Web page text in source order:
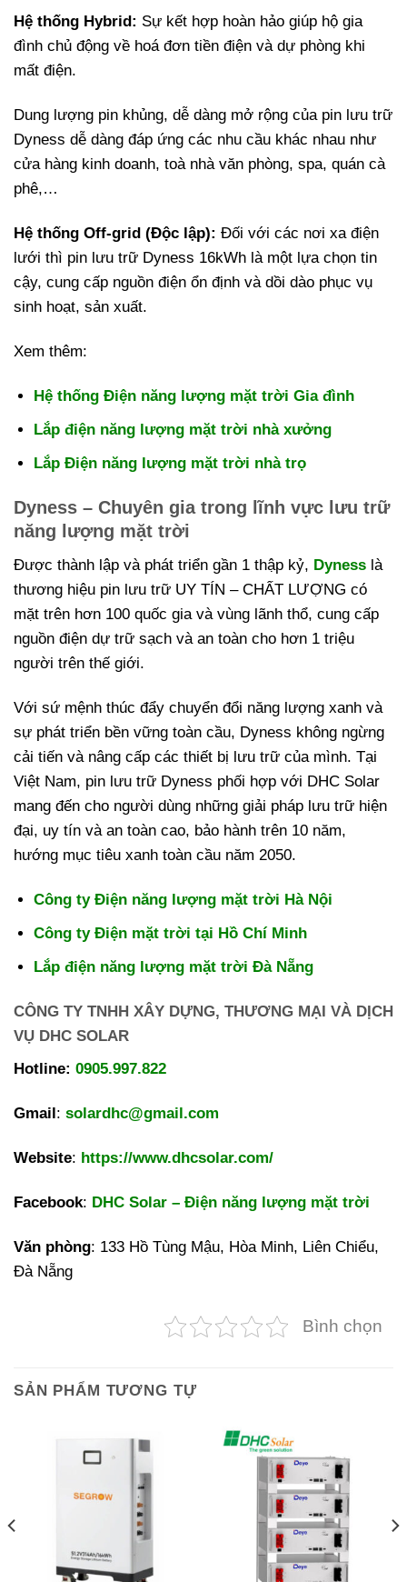
Hệ thống Hybrid: Sự kết hợp hoàn hảo giúp hộ gia
đình chủ động về hoá đơn tiền điện và dự phòng khi
mất điện.
Dung lượng pin khủng, dễ dàng mở rộng của pin lưu trữ
Dyness dễ dàng đáp ứng các nhu cầu khác nhau như
cửa hàng kinh doanh, toà nhà văn phòng, spa, quán cà
phê,…
Hệ thống Off-grid (Độc lập): Đối với các nơi xa điện
lưới thì pin lưu trữ Dyness 16kWh là một lựa chọn tin
cậy, cung cấp nguồn điện ổn định và dồi dào phục vụ
sinh hoạt, sản xuất.
Xem thêm:
Hệ thống Điện năng lượng mặt trời Gia đình
Lắp điện năng lượng mặt trời nhà xưởng
Lắp Điện năng lượng mặt trời nhà trọ
Dyness – Chuyên gia trong lĩnh vực lưu trữ
năng lượng mặt trời
Được thành lập và phát triển gần 1 thập kỷ, Dyness là
thương hiệu pin lưu trữ UY TÍN – CHẤT LƯỢNG có
mặt trên hơn 100 quốc gia và vùng lãnh thổ, cung cấp
nguồn điện dự trữ sạch và an toàn cho hơn 1 triệu
người trên thế giới.
Với sứ mệnh thúc đẩy chuyển đổi năng lượng xanh và
sự phát triển bền vững toàn cầu, Dyness không ngừng
cải tiến và nâng cấp các thiết bị lưu trữ của mình. Tại
Việt Nam, pin lưu trữ Dyness phối hợp với DHC Solar
mang đến cho người dùng những giải pháp lưu trữ hiện
đại, uy tín và an toàn cao, bảo hành trên 10 năm,
hướng mục tiêu xanh toàn cầu năm 2050.
Công ty Điện năng lượng mặt trời Hà Nội
Công ty Điện mặt trời tại Hồ Chí Minh
Lắp điện năng lượng mặt trời Đà Nẵng
CÔNG TY TNHH XÂY DỰNG, THƯƠNG MẠI VÀ DỊCH
VỤ DHC SOLAR
Hotline: 0905.997.822
Gmail: solardhc@gmail.com
Website: https://www.dhcsolar.com/
Facebook: DHC Solar – Điện năng lượng mặt trời
Văn phòng: 133 Hồ Tùng Mậu, Hòa Minh, Liên Chiểu,
Đà Nẵng
Bình chọn
SẢN PHẨM TƯƠNG TỰ